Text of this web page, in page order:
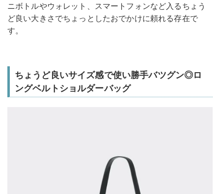
ニボトルやウォレット、スマートフォンなど入るちょう
ど良い大きさでちょっとしたおでかけに頼れる存在で
す。
ちょうど良いサイズ感で使い勝手バツグン◎ロ
ングベルトショルダーバッグ